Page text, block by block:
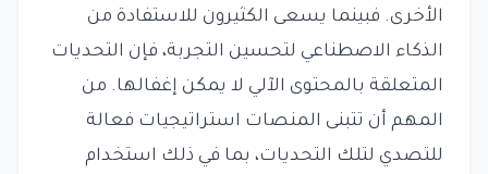
الأخرى. فبينما يسعى الكثيرون للاستفادة من
الذكاء الاصطناعي لتحسين التجربة، فإن التحديات
المتعلقة بالمحتوى الآلي لا يمكن إغفالها. من
المهم أن تتبنى المنصات استراتيجيات فعالة
للتصدي لتلك التحديات، بما في ذلك استخدام